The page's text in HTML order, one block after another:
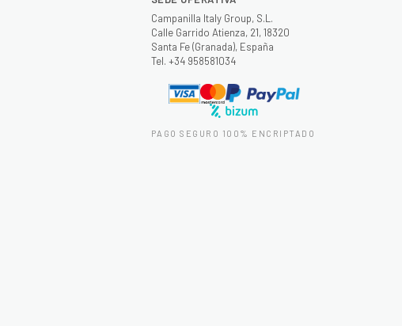
Campanilla Italy Group, S.L.
Calle Garrido Atienza, 21, 18320
Santa Fe (Granada), España
Tel. +34 958581034
PAGO SEGURO 100% ENCRIPTADO